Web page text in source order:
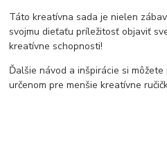
Táto kreatívna sada je nielen
svojmu dieťaťu príležitosť objaviť
kreatívne schopnosti!
Ďalšie návod a inšpirácie si
určenom pre menšie kreatívne